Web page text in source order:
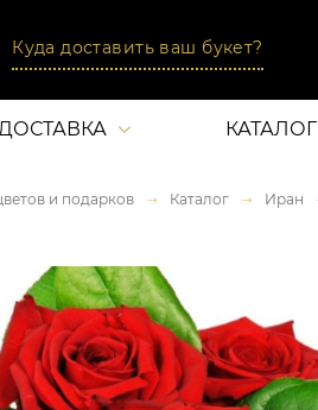
Куда доставить ваш букет?
КАТАЛОГ
и подарков Каталог Иран